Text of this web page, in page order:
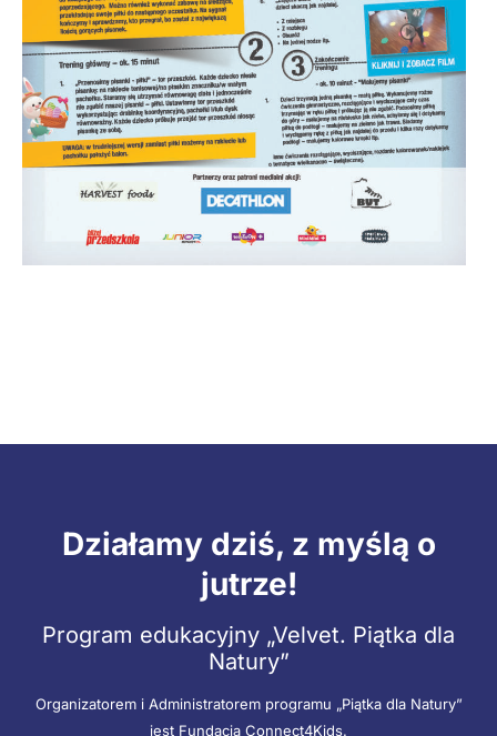
Działamy dziś, z myślą o
jutrze!
Program edukacyjny „Velvet. Piątka dla
Natury”
Organizatorem i Administratorem programu „Piątka dla Natury”
jest Fundacja Connect4Kids.